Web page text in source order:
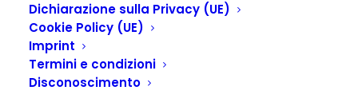
Dichiarazione sulla Privacy (UE)
Cookie Policy (UE)
Imprint
Termini e condizioni
Disconoscimento
Autore:Anna Albertario